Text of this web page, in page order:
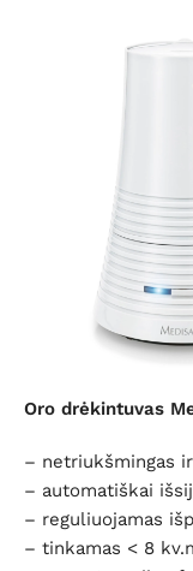
Oro drėkintuvas
– netriukšmingas
– automatiškai
– reguliuojamas
– tinkamas < 8